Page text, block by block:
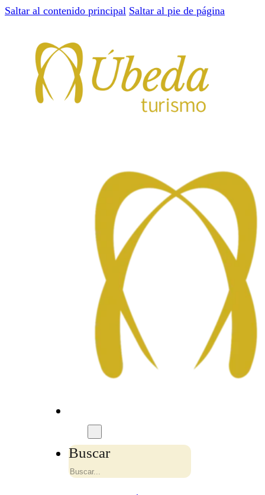
Saltar al contenido principal Saltar al pie de página
Buscar